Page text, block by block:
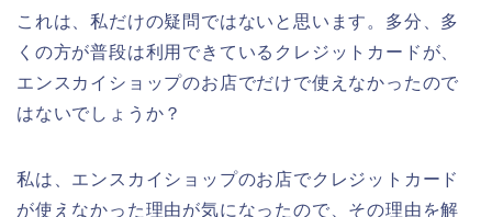
これは、私だけの疑問ではないと思います。多分、多
くの方が普段は利用できているクレジットカードが、
エンスカイショップのお店でだけで使えなかったので
はないでしょうか？
私は、エンスカイショップのお店でクレジットカード
が使えなかった理由が気になったので、その理由を解